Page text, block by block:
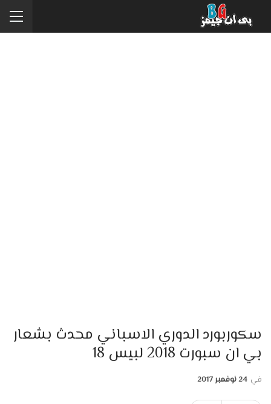
سكوربورد الدوري الاسباني محدث بشعار
بي ان سبورت 2018 لبيس 18
في 24 نوفمبر 2017